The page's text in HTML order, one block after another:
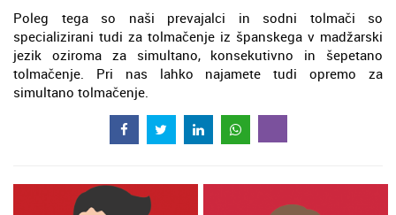
Poleg tega so naši prevajalci in sodni tolmači so
specializirani tudi za tolmačenje iz španskega v madžarski
jezik oziroma za simultano, konsekutivno in šepetano
tolmačenje. Pri nas lahko najamete tudi opremo za
simultano tolmačenje.